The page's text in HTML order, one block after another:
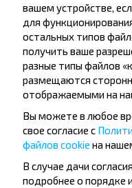
Хотите
дешевле?
Не пропусти
другие интересные
Подпишись на
путешествуй с
вашем устройстве,
для
остальных типов
получить ваше
разные типы файлов
размещаются
отображаемыми на
Вы можете в любое
свое согласие с
файлов cookie на
В случае дачи
подробнее о порядке